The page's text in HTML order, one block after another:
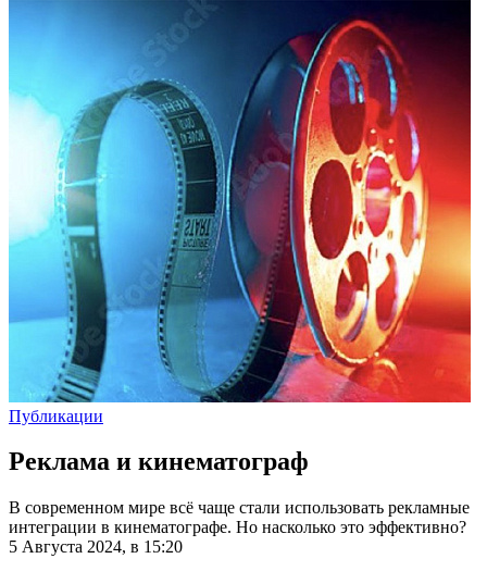
Публикации
Реклама и кинематограф
В современном мире всё чаще стали использовать рекламные
интеграции в кинематографе. Но насколько это эффективно?
5 Августа 2024, в 15:20